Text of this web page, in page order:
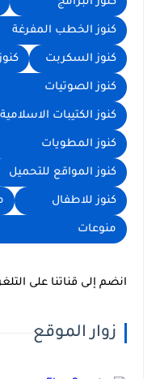
كنوز الخطب المفرغة
كنوز السكربت
كنوز الصوتيات
كنوز الكتيبات الاسلامية
كنوز المطويات
كنوز المواقع للتحميل
كنوز للاطفال
منوعات
انضم إلى قناتنا على
زوار الموقع